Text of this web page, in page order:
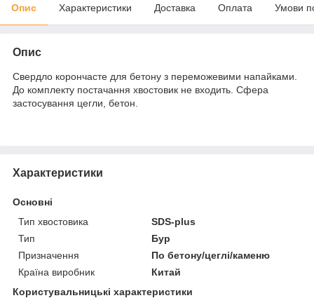
Опис Характеристики Доставка Оплата Умови
Опис
Свердло корончасте для бетону з переможевими напайками.
До комплекту постачання хвостовик не входить. Сфера
застосування цегли, бетон.
Характеристики
Основні
Тип хвостовика
SDS-plus
Тип
Бур
Призначення
По бетону/цеглі/каменю
Країна виробник
Китай
Користувальницькі характеристики